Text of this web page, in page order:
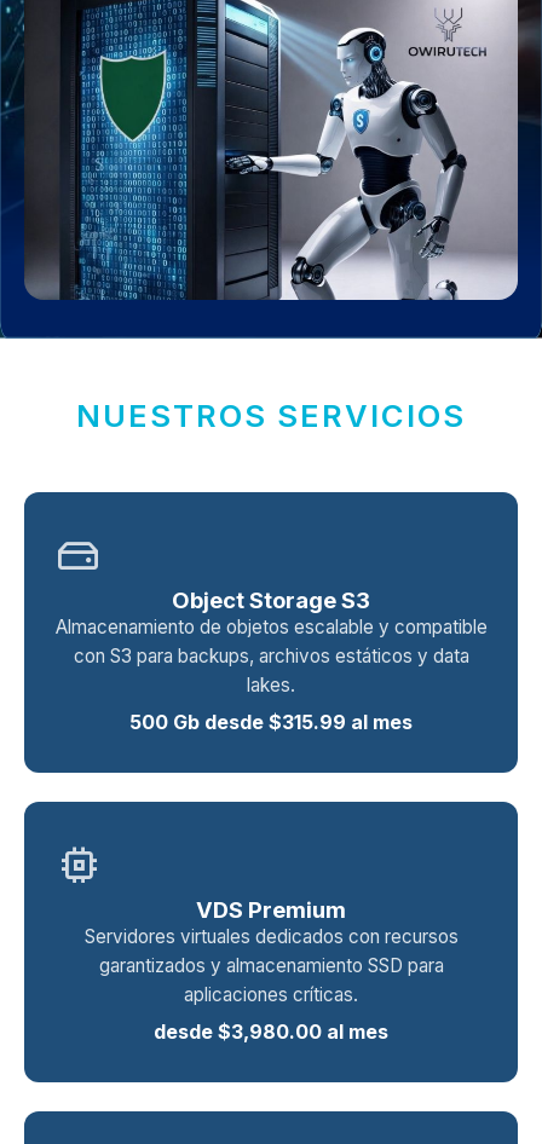
NUESTROS SERVICIOS
hard_drive
Object Storage S3
Almacenamiento de objetos escalable y compatible
con S3 para backups, archivos estáticos y data
lakes.
500 Gb desde $315.99 al mes
memory
VDS Premium
Servidores virtuales dedicados con recursos
garantizados y almacenamiento SSD para
aplicaciones críticas.
desde $3,980.00 al mes